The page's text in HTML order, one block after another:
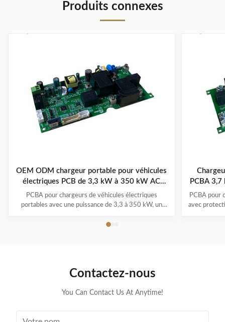
Produits connexes
OEM ODM chargeur portable pour véhicules
électriques PCB de 3,3 kW à 350 kW AC
220V/380V
PCBA pour chargeurs de véhicules électriques
portables avec une puissance de 3,3 à 350 kW, un
multi-protection et une garantie de 1 à 3 ans. Prend
PCBA
PCBA pour
avec
Contactez-nous
You Can Contact Us At Anytime!